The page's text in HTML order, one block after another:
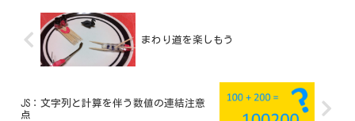
まわり道を楽しもう
JS：文字列と計算を伴う数値の連結注意
点